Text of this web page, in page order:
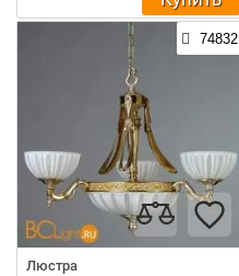
74832
Люстра